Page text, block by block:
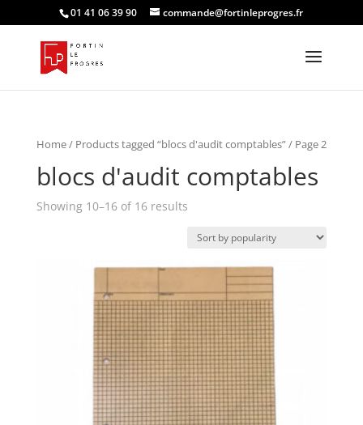
01 41 06 39 90 commande@fortinleprogres.fr
Home/ Products tagged “blocs d'audit comptables”/ Page 2
blocs d'audit comptables
Showing 10–16 of 16 results